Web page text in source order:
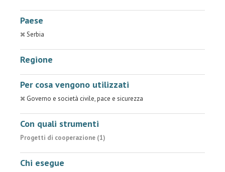
Paese
Serbia
Regione
Per cosa vengono utilizzati
Governo e società civile, pace e sicurezza
Con quali strumenti
Progetti di cooperazione (1)
Chi esegue